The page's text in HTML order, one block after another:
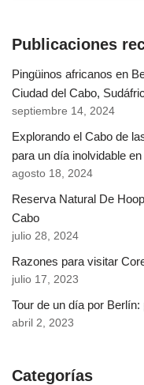
Publicaciones
Pingüinos africanos en
Ciudad del Cabo,
septiembre 14, 2024
Explorando el Cabo de
para un día inolvidable
agosto 18, 2024
Reserva Natural De
Cabo
julio 28, 2024
Razones para visitar
julio 17, 2023
Tour de un día por
abril 2, 2023
Categorías